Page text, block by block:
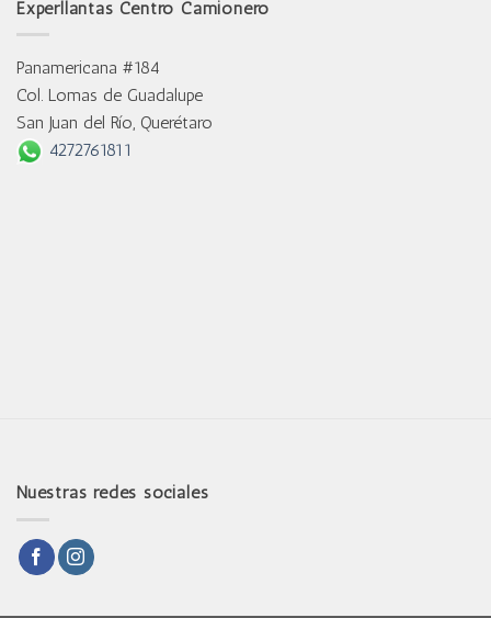
Experllantas Centro Camionero
Panamericana #184
Col. Lomas de Guadalupe
San Juan del Río, Querétaro
4272761811
Nuestras redes sociales